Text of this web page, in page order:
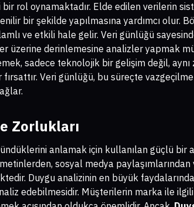
rol oynamaktadır. Elde edilen verilerin
bir şekilde yapılmasına yardımcı olur.
ve etkili hale gelir. Veri günlüğü
üzerine derinlemesine analizler yapmak
sadece teknolojik bir gelişim değil, aynı
Veri günlüğü, bu süreçte
Zorlukları
anlamak için kullanılan güçlü bir
sosyal medya
Duygu analizinin en büyük
edebilmesidir. Müşterilerin marka ile